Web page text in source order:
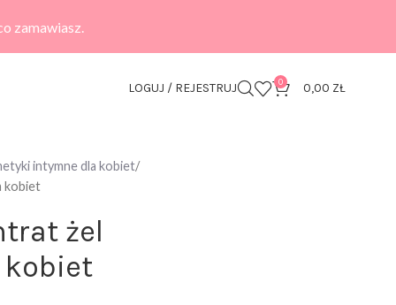
zamawiasz.
LOGUJ / REJESTRUJ 0 0,00 ZŁ
intymne dla kobiet
kobiet
żel
kobiet